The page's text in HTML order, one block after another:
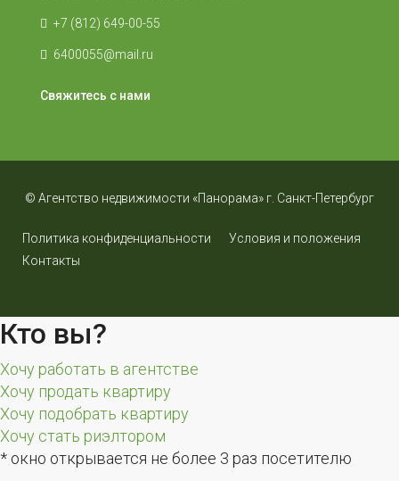
+7 (812) 649-00-55
6400055@mail.ru
Свяжитесь с нами
© Агентство недвижимости «Панорама» г. Санкт-Петербург
Политика конфиденциальности
Условия и положения
Контакты
Кто вы?
Хочу работать в агентстве
Хочу продать квартиру
Хочу подобрать квартиру
Хочу стать риэлтором
* окно открывается не более 3 раз посетителю